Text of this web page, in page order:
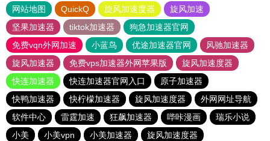
网站地图 QuickQ 旋风加速度器
旋风加速
坚果加速器
tiktok加速器
狗急加速器官网
免费vqn外网加速
小蓝鸟 优途加速器官网
风驰加速器
旋风加速器
免费vps加速器外网苹果版
旋风加速度器
快连加速器
快连加速器官网入口
原子加速器
快鸭加速器
快柠檬加速器 旋风加速度器
外网网址导航
软件中心
雷霆加速 狂飙加速器 哔咔漫画
瑞乐小说
小美
小美vpn 小美加速器
旋风加速度器